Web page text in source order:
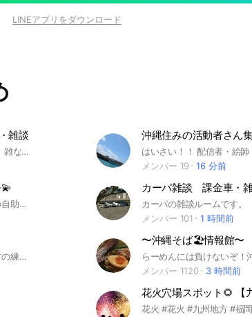
LINEアプリをダウンロード
雑談
広げよう、ともだちの、輪っ！ と、雑な説明でごめんなさいね…… ꉂꉂꉂ(ˊᗜˋ*)ヶﾗヶﾗ 宮城県在住、沖縄県在住のメンバーさん募集です⸜(* ॑꒳ ॑* )⸝ ご飯屋さん、病院、イベント等々沢山情報交換出来たらいいなって思います★ 気の合う仲間が見つかればガイドラインを守った常識の範囲内でのオフ会なども開いてもらって構いません🎶 もう少し細かいルールはお部屋のノートに( *´꒳`*) お待ちしてまーす٩(๑>∀<๑)۶
沖縄住みの活動者さん
メンバー 19
16 分前
沖縄県在住で精神疾患を持つ方達の自助グループです🌱 生活の事、病気(障害の事)、仕事の事を自由に発言してみなさんの生活が良い方向に向かえるオプチャを目指します🧠💊✨💫 同じ病気で苦しむ人たちで理解し合える場としても設けます🙆‍♂️ 参加資格として、病院で診断を受けた方に限らせていただきます❤️‍🩹👀 また、参加時には簡単な自己紹介をノートに書いてもらいますのでご了承下さい👴 【利用規約】 禁止事項: ・公序良俗、法律、LINEの利用規約に違反すること。 ・暴言や、差別的、卑猥な発言や画像など他の利用者様が不快になりうる投稿。 ・著作権等その他他者の権利を侵害する行為。 ・金銭の授受、貸借など。 ※ 他のオプチャの紹介はオプチャ主の許可の後に行ってください🤲 #統合失調症 #鬱 #うつ #躁 #双極性障害 #気分障害 #適応障害 #不安障害 #発達障害 #ADHD #LD #ASD #PMS #PMDD #精神疾患 #メンタル #沖縄
カーパ雑談 課金車・
カーパの雑談ルームです。
メンバー 101
1 時間前
沖縄でバドミントンをやっている方の練習場所、大会、ショップの情報交換#沖縄#バドミントン
〜沖縄そば🏖情報館〜
メンバー 1120
3 時間前